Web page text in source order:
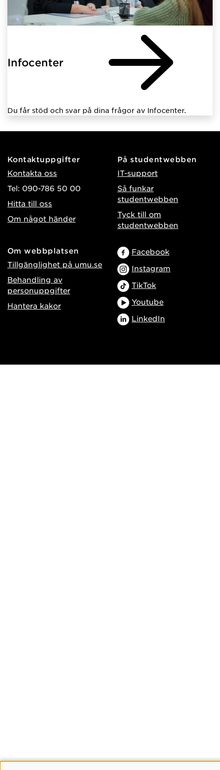
Infocenter
Du får stöd och svar på dina frågor av Infocenter.
Kontaktuppgifter
Kontakta oss
Tel: 090-786 50 00
Hitta till oss
Om något händer
På studentwebben
IT-support
Så funkar
studentwebben
Tyck till om
studentwebben
Om webbplatsen
Tillgänglighet på umu.se
Behandling av
personuppgifter
Hantera kakor
Facebook
Instagram
TikTok
Youtube
LinkedIn